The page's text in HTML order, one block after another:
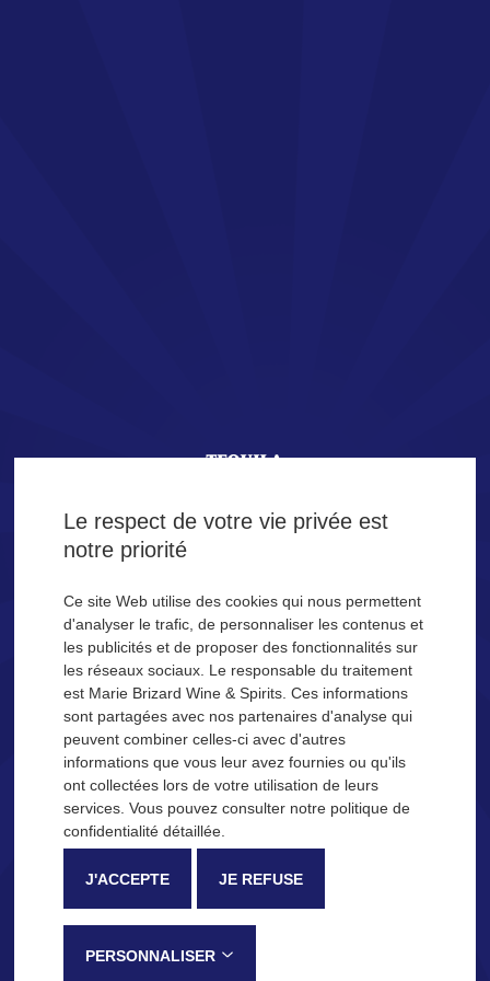
Description Processus de fabrication
La Tequila San José
Reconnaissable entre toutes pour sa douceur et ses notes fruitées,
la Tequila SAN JOSÉ est élaborée dans la province de Jalisco, au
Mexique, selon une méthode traditionnelle qui lui confère ses notes
NOS IDÉES COCKTAILS
la Tequila SAN JOSÉ.
Êtes-vous majeur ?
OUI NON
Se souvenir de moi
Le respect de votre vie privée est
notre priorité
Ce site Web utilise des cookies qui nous permettent
d'analyser le trafic, de personnaliser les contenus et
les publicités et de proposer des fonctionnalités sur
les réseaux sociaux. Le responsable du traitement
est Marie Brizard Wine & Spirits. Ces informations
sont partagées avec nos partenaires d'analyse qui
peuvent combiner celles-ci avec d'autres
informations que vous leur avez fournies ou qu'ils
ont collectées lors de votre utilisation de leurs
services. Vous pouvez consulter notre politique de
confidentialité détaillée.
J'ACCEPTE JE REFUSE
PERSONNALISER